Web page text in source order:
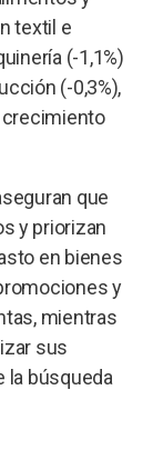
textil e
(-1,1%)
(-0,3%),
que
y priorizan
en bienes
y
mientras
sus
la búsqueda